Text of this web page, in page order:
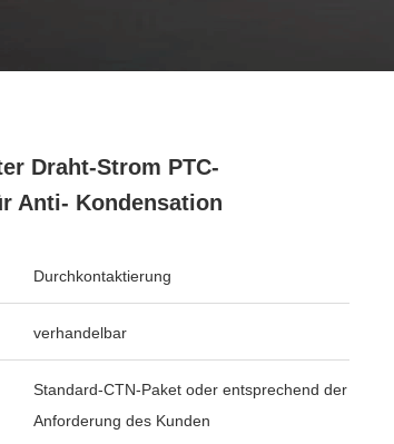
Draht-Strom PTC-
Anti- Kondensation
Durchkontaktierung
verhandelbar
Standard-CTN-Paket oder entsprechend der
Anforderung des Kunden